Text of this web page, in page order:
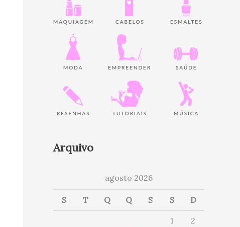
Arquivo
agosto 2026
S T Q Q S S D
1
2